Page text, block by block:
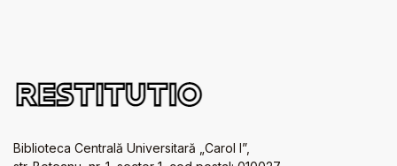
Biblioteca Centrală Universitară „Carol I”,